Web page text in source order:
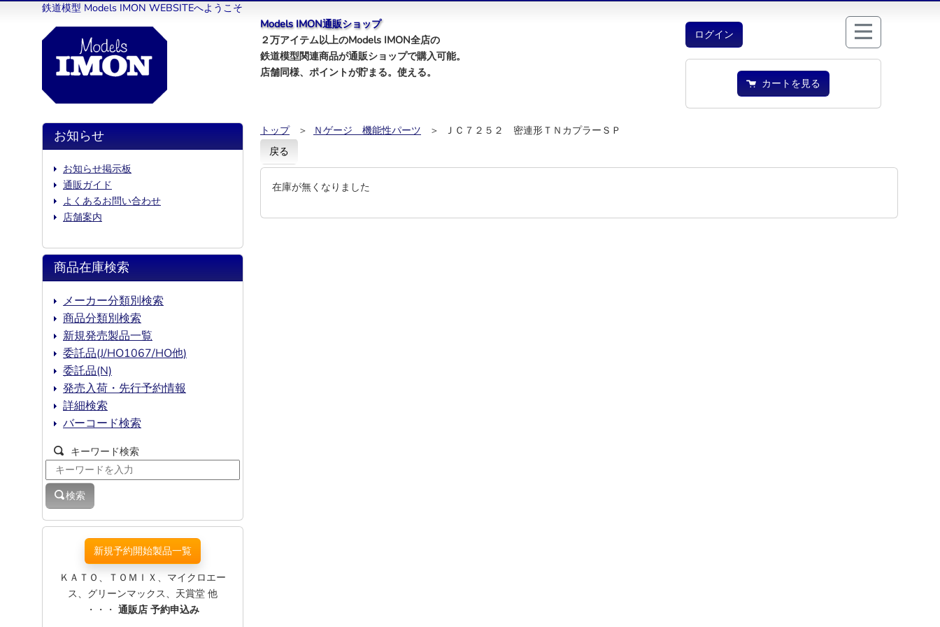
鉄道模型 Models IMON WEBSITEへようこそ
Models IMON通販ショップ
２万アイテム以上のModels IMON全店の
鉄道模型関連商品が通販ショップで購入可能。
店舗同様、ポイントが貯まる。使える。
ログイン
カートを見る
トップ ＞ Ｎゲージ 機能性パーツ
＞ ＪＣ７２５２ 密連形ＴＮカプラーＳＰ
戻る
在庫が無くなりました
お知らせ
お知らせ掲示板
通販ガイド
よくあるお問い合わせ
店舗案内
商品在庫検索
メーカー分類別検索
商品分類別検索
新規発売製品一覧
委託品(J/HO1067/HO他)
委託品(N)
発売入荷・先行予約情報
詳細検索
バーコード検索
キーワード検索
検索
新規予約開始製品一覧
ＫＡＴＯ、ＴＯＭＩＸ、マイクロエー
ス、グリーンマックス、天賞堂 他
・・・ 通販店 予約申込み